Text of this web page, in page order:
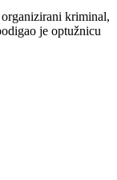
kriminal,
je optužnicu